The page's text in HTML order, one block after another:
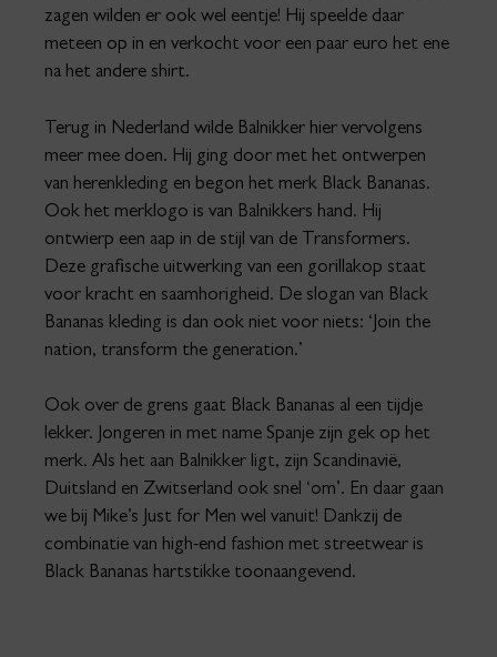
zagen wilden er ook wel eentje! Hij speelde daar
meteen op in en verkocht voor een paar euro het ene
na het andere shirt.
Terug in Nederland wilde Balnikker hier vervolgens
meer mee doen. Hij ging door met het ontwerpen
van herenkleding en begon het merk Black Bananas.
Ook het merklogo is van Balnikkers hand. Hij
ontwierp een aap in de stijl van de Transformers.
Deze grafische uitwerking van een gorillakop staat
voor kracht en saamhorigheid. De slogan van Black
Bananas kleding is dan ook niet voor niets: ‘Join the
nation, transform the generation.’
Ook over de grens gaat Black Bananas al een tijdje
lekker. Jongeren in met name Spanje zijn gek op het
merk. Als het aan Balnikker ligt, zijn Scandinavië,
Duitsland en Zwitserland ook snel ‘om’. En daar gaan
we bij Mike’s Just for Men wel vanuit! Dankzij de
combinatie van high-end fashion met streetwear is
Black Bananas hartstikke toonaangevend.